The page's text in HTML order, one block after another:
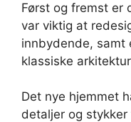
Først og fremst er
var viktig at
innbydende, samt
klassiske
Det nye hjemmet
detaljer og